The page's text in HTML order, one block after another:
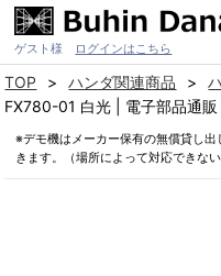
ゲスト様 ログインはこちら
TOP ハンダ関連商品
FX780-01 白光 | 電子部品通販
※デモ機はメーカー保有の無償貸し
きます。（場所によって対応できな